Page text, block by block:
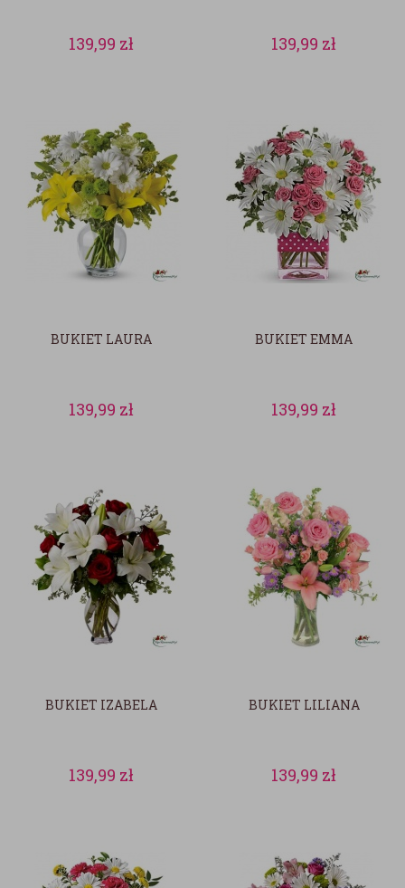
139,99 zł 139,99 zł
BUKIET LAURA
139,99 zł
BUKIET EMMA
139,99 zł
BUKIET IZABELA
139,99 zł
BUKIET LILIANA
139,99 zł